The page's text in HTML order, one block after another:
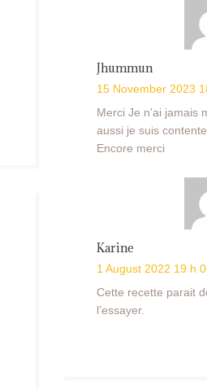
Jhummun
15 November 2023
Merci Je n'ai jamais
aussi je suis
Encore merci
Karine
1 August 2022 19 h
Cette recette parait
l’essayer.